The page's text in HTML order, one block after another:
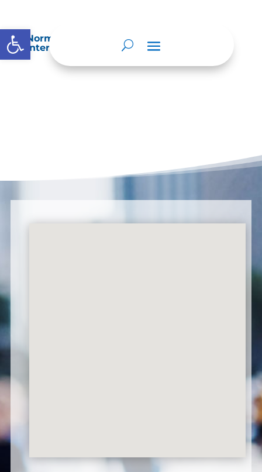
Abrir barra de herramientas
Normatividad especial que les aplique de
interés.